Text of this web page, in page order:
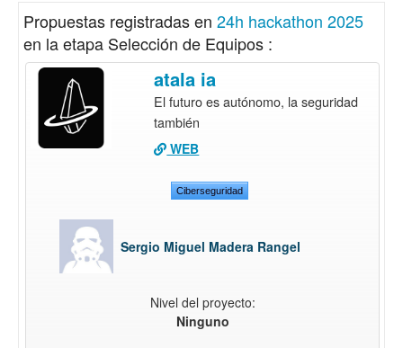
Propuestas registradas en 24h hackathon 2025
en la etapa Selección de Equipos :
atala ia
El futuro es autónomo, la seguridad
también
WEB
Ciberseguridad
Sergio Miguel Madera Rangel
Nivel del proyecto:
Ninguno